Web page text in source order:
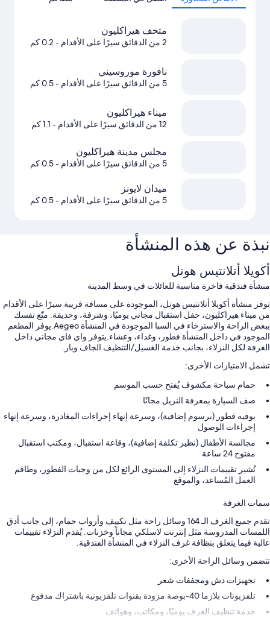
متحف هيراكليون
2 من الدقائق سيرًا على الأقدام - 0.2 كم
نافورة موروسيني
5 من الدقائق سيرًا على الأقدام - 0.5 كم
ميناء هيراكليون
12 من الدقائق سيرًا على الأقدام - 1.1 كم
مجلس مدينة هيراكليون
5 من الدقائق سيرًا على الأقدام - 0.5 كم
ميدان لايونز
5 من الدقائق سيرًا على الأقدام - 0.5 كم
نبذة عن هذه المنشأة
أكويلا أتلانتيس هوتل
منشأة فندقية فاخرة مناسبة للعائلات في وسط المدينة
توفر منشأة أكويلا أتلانتيس هوتل، الموجودة على مسافة قريبة سيرًا على الأقدام
من ميناء هيراكليون، حفل استقبال مجاني يوميًا، وشرفة، وحديقة. متّع نفسك
ببعض الراحة والاسترخاء في السبا الموجودة في المنشأة Aegeo.يوفر المطعم
الموجود في داخل المنشأة فطور، وغداء، وعشاء.يتوفر واي فاي مجاني داخل
الغرفة لكل النزلاء، بجانب خدمة الغسيل/التنظيف الجاف وبار.
تشمل الامتيازات الأخرى:
حمام سباحة مكشوف يُفتح حسب الموسم
صف السيارة بمعرفة النزيل مجانًا
بوفيه فطور (برسوم إضافية)، وسرعة إنهاء إجراءات المغادرة، وسرعة إنهاء
إجراءات الوصول
مجالسة الأطفال (نظير تكلفة إضافية)، وقاعة استقبال، ومكتب استقبال
مفتوح 24 ساعة
تُشير تقييمات النزلاء إلى المستوى الرائع لكل من وجبات الفطور، وطاقم
العمل المُساعد، والموقع
سمات الغرفة
تقدم جميع الغرف الـ 164 وسائل راحة مثل تكييف وأرواب حمام، إلى جانب أدق
اللمسات المدروسة مثل إنترنت لاسلكي مجاناً وخزنات. يُقدم النزلاء تقييمات
عالية فيما يتعلق بنظافة غرف النزلاء في المنشأة الفندقية.
تتضمن وسائل الراحة الأخرى:
تجهيزات دش ومجففات شعر
تلفزيونات بلازما 40-بوصة مزودة بقنوات تلفزيونية باشتراك مدفوع
خدمة تنظيف الغرف يوميًا، ومكاتب، وهواتف